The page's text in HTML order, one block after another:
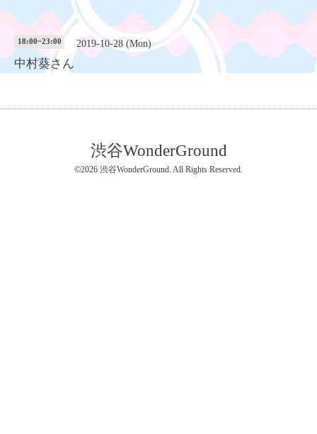
18:00~23:00 2019-10-28 (Mon)
中村葵さん
渋谷WonderGround
©2026 渋谷WonderGround. All Rights Reserved.